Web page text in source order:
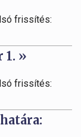
frissítés:
1. »
frissítés: